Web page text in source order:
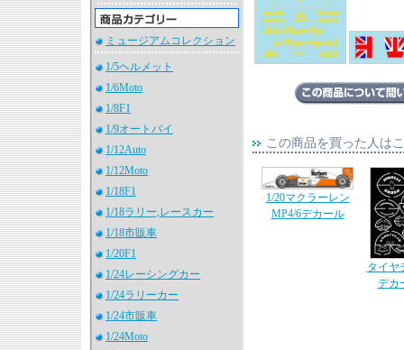
ミュージアムコレクション
1/5ヘルメット
1/6Moto
1/8F1
1/9オートバイ
1/12Auto
1/12Moto
1/18F1
1/18ラリー,レースカー
1/18市販車
1/20F1
1/24レーシングカー
1/24ラリーカー
1/24市販車
1/24Moto
この商品を買った人は
1/20マクラーレン
MP4/6デカール
タイヤ
デカ